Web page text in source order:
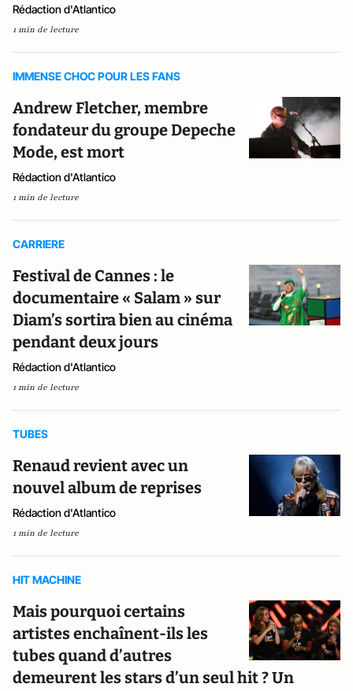
Rédaction d'Atlantico
1 min de lecture
IMMENSE CHOC POUR LES FANS
Andrew Fletcher, membre
fondateur du groupe Depeche
Mode, est mort
Rédaction d'Atlantico
1 min de lecture
CARRIERE
Festival de Cannes : le
documentaire « Salam » sur
Diam’s sortira bien au cinéma
pendant deux jours
Rédaction d'Atlantico
1 min de lecture
TUBES
Renaud revient avec un
nouvel album de reprises
Rédaction d'Atlantico
1 min de lecture
HIT MACHINE
Mais pourquoi certains
artistes enchaînent-ils les
tubes quand d’autres
demeurent les stars d’un seul hit ? Un